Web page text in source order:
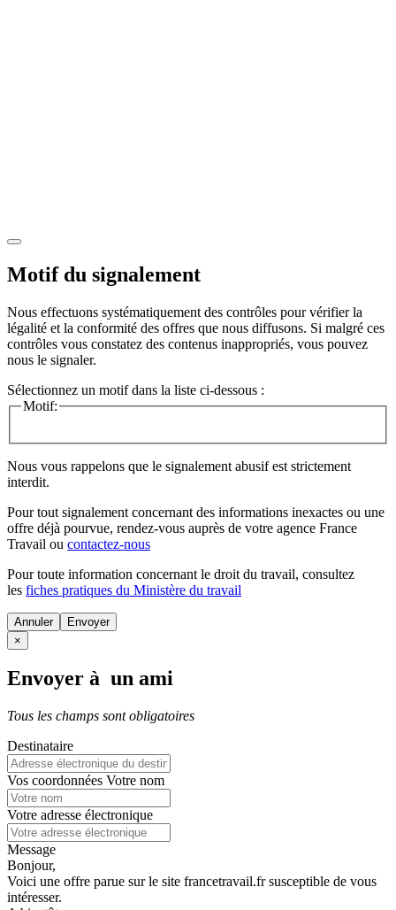
Motif du signalement
Nous effectuons systématiquement des contrôles pour vérifier la
légalité et la conformité des offres que nous diffusons. Si malgré ces
contrôles vous constatez des contenus inappropriés, vous pouvez
nous le signaler.
Sélectionnez un motif dans la liste ci-dessous :
Motif:
Nous vous rappelons que le signalement abusif est strictement
interdit.
Pour tout signalement concernant des informations inexactes ou une
offre déjà pourvue, rendez-vous auprès de votre agence France
Travail ou contactez-nous
Pour toute information concernant le droit du travail, consultez
les fiches pratiques du Ministère du travail
Annuler
×
Envoyer à un ami
Tous les champs sont obligatoires
Destinataire
Vos coordonnées Votre nom
Votre adresse électronique
Message
Bonjour,
Voici une offre parue sur le site francetravail.fr susceptible de vous
intéresser.